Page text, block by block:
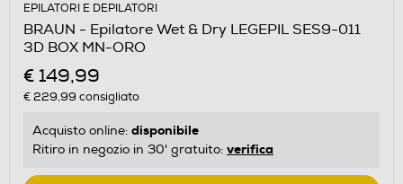
EPILATORI E DEPILATORI
BRAUN - Epilatore Wet & Dry LEGEPIL SES9-011
3D BOX MN-ORO
€ 149,99
€ 229,99 consigliato
Acquisto online: disponibile
Ritiro in negozio in 30' gratuito: verifica